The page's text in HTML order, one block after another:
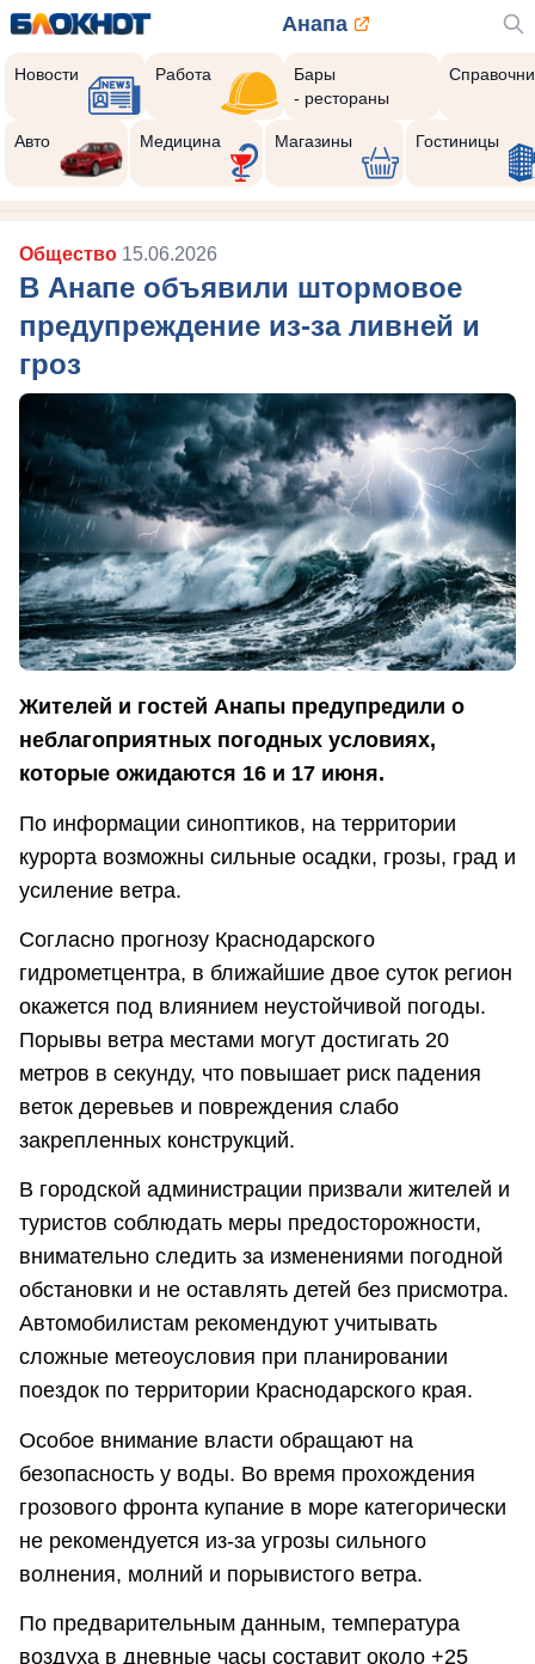
Анапа
Новости Работа
Бары
- рестораны
Авто Медицина Магазины Гостиницы
Общество 15.06.2026
В Анапе объявили штормовое
предупреждение из-за ливней и
гроз
Жителей и гостей Анапы предупредили о
неблагоприятных погодных условиях,
которые ожидаются 16 и 17 июня.
По информации синоптиков, на территории
курорта возможны сильные осадки, грозы, град и
усиление ветра.
Согласно прогнозу Краснодарского
гидрометцентра, в ближайшие двое суток регион
окажется под влиянием неустойчивой погоды.
Порывы ветра местами могут достигать 20
метров в секунду, что повышает риск падения
веток деревьев и повреждения слабо
закрепленных конструкций.
В городской администрации призвали жителей и
туристов соблюдать меры предосторожности,
внимательно следить за изменениями погодной
обстановки и не оставлять детей без присмотра.
Автомобилистам рекомендуют учитывать
сложные метеоусловия при планировании
поездок по территории Краснодарского края.
Особое внимание власти обращают на
безопасность у воды. Во время прохождения
грозового фронта купание в море категорически
не рекомендуется из-за угрозы сильного
волнения, молний и порывистого ветра.
По предварительным данным, температура
воздуха в дневные часы составит около +25